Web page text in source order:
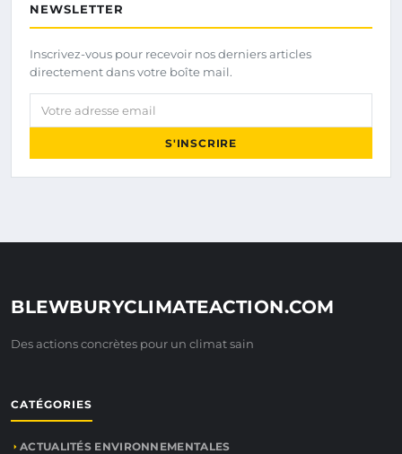
NEWSLETTER
Inscrivez-vous pour recevoir nos derniers articles
directement dans votre boîte mail.
Votre adresse email
S'INSCRIRE
BLEWBURYCLIMATEACTION.COM
Des actions concrètes pour un climat sain
CATÉGORIES
ACTUALITÉS ENVIRONNEMENTALES